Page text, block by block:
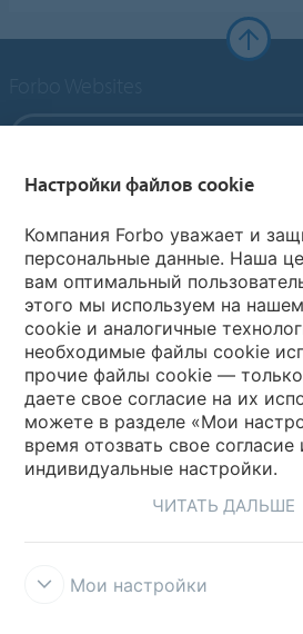
Forbo Flooring Systems
Forbo Movement Systems
языковые сайты
Выбрать страну
Настройки файлов cookie
Компания Forbo уважает и
персональные данные. Наша
вам оптимальный
этого мы используем на
cookie и аналогичные
необходимые файлы cookie
прочие файлы cookie —
даете свое согласие на их
можете в разделе «Мои
время отозвать свое согласие
индивидуальные настройки.
ЧИТАТЬ ДАЛЬШЕ
Мои настройки